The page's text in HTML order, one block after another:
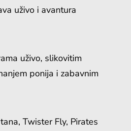
uživo i avantura
uživo, slikovitim
ponija i zabavnim
Twister Fly, Pirates